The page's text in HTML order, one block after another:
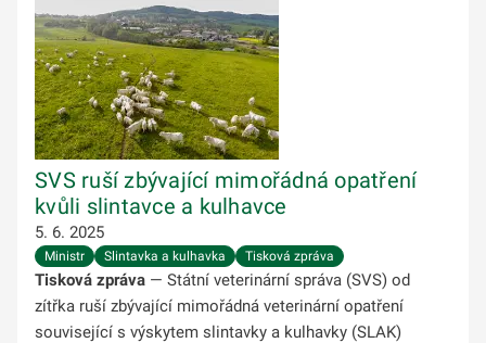
SVS ruší zbývající mimořádná opatření
kvůli slintavce a kulhavce
5. 6. 2025
Ministr Slintavka a kulhavka Tisková zpráva
Tisková zpráva — Státní veterinární správa (SVS) od
zítřka ruší zbývající mimořádná veterinární opatření
související s výskytem slintavky a kulhavky (SLAK)